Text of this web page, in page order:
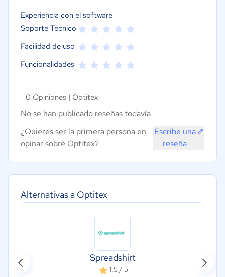
Alternativas a Optitex
Spreadshirt
1.5 / 5
Experiencia con el software
Soporte Técnico
Facilidad de uso
Funcionalidades
0 Opiniones | Optitex
No se han publicado reseñas todavía
¿Quieres ser la primera persona en
opinar sobre Optitex?
Escribe una
reseña